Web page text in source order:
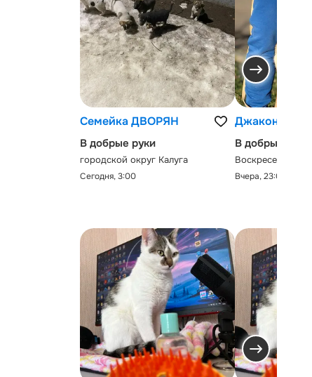
Семейка ДВОРЯН
В добрые руки
городской округ Калуга
Сегодня, 3:00
Джаконда
В добрые руки
Воскресенск,
Вчера, 23:00